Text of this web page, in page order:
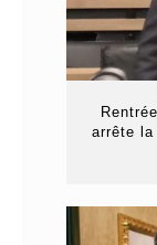
arrête